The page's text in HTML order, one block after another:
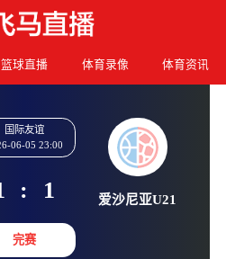
篮球直播 体育录像 体育资讯
国际友谊
1 :